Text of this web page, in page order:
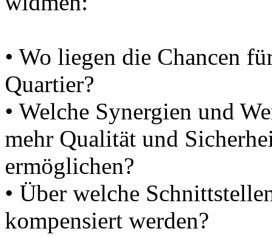
• Wo liegen die Chancen
Quartier?
• Welche Synergien und
mehr Qualität und
ermöglichen?
• Über welche
kompensiert werden?